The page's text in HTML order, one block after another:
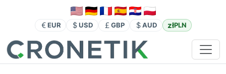
EUR USD GBP AUD złPLN